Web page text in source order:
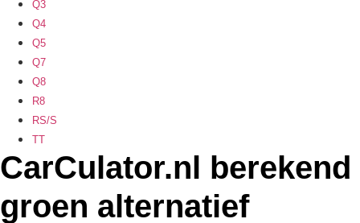
Q3
Q4
Q5
Q7
Q8
R8
RS/S
TT
CarCulator.nl berekend
groen alternatief